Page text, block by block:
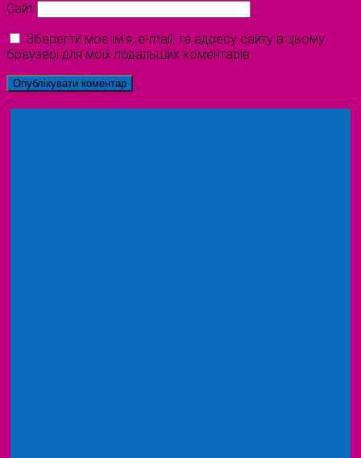
Сайт
Зберегти моє ім'я, e-mail, та адресу сайту в цьому
браузері для моїх подальших коментарів.